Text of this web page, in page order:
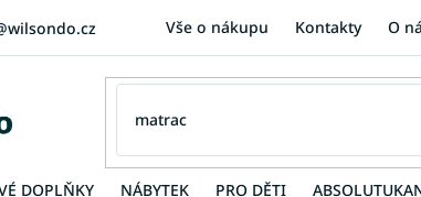
Vše o nákupu Kontakty O
DOPLŇKY NÁBYTEK PRO DĚTI